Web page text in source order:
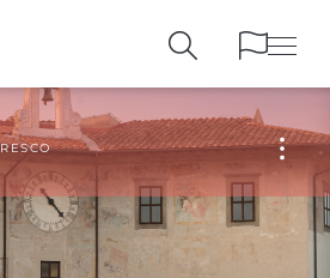
SECOLI
E TESTIMONIANZE
E STRUMENTI